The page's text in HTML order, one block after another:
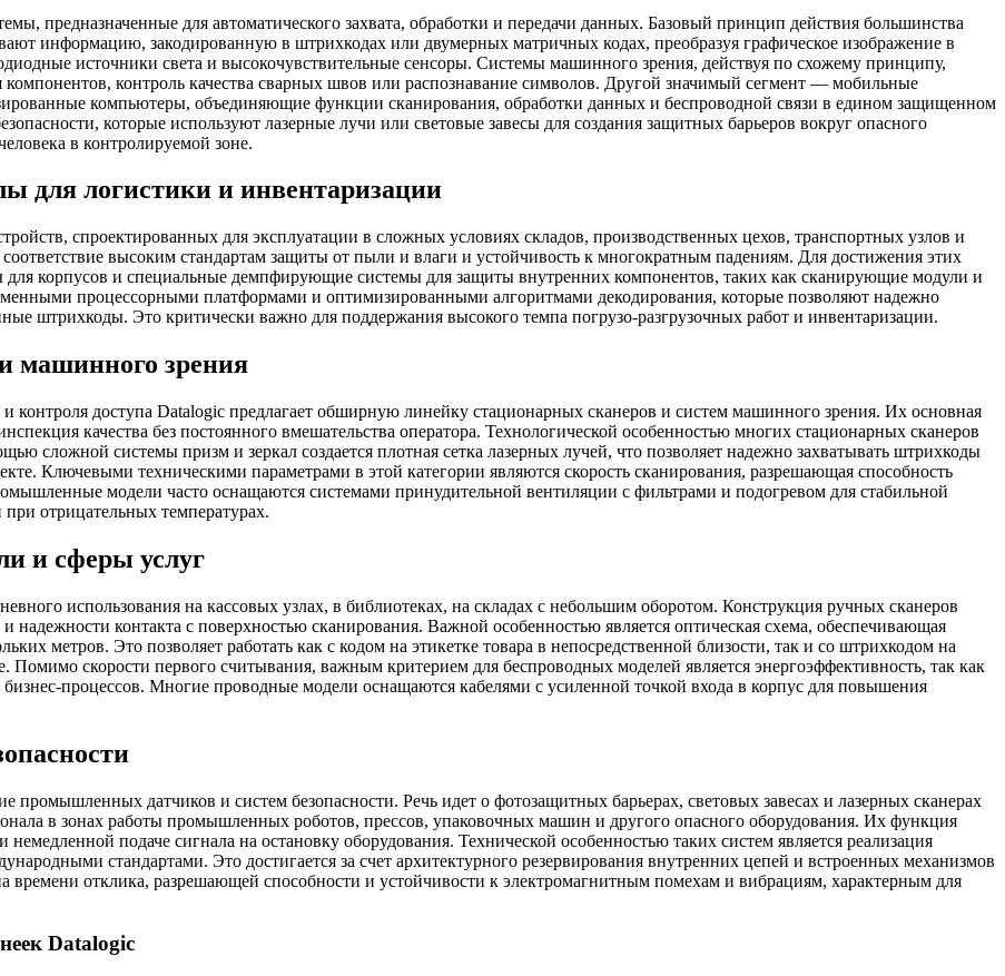
предназначенные для автоматического захвата, обработки и передачи данных. Базовый принцип действия большинства
информацию, закодированную в штрихкодах или двумерных матричных кодах, преобразуя графическое изображение в
источники света и высокочувствительные сенсоры. Системы машинного зрения, действуя по схожему принципу,
контроль качества сварных швов или распознавание символов. Другой значимый сегмент — мобильные
компьютеры, объединяющие функции сканирования, обработки данных и беспроводной связи в едином защищенном
которые используют лазерные лучи или световые завесы для создания защитных барьеров вокруг опасного
в контролируемой зоне.
для логистики и инвентаризации
спроектированных для эксплуатации в сложных условиях складов, производственных цехов, транспортных узлов и
высоким стандартам защиты от пыли и влаги и устойчивость к многократным падениям. Для достижения этих
корпусов и специальные демпфирующие системы для защиты внутренних компонентов, таких как сканирующие модули и
процессорными платформами и оптимизированными алгоритмами декодирования, которые позволяют надежно
штрихкоды. Это критически важно для поддержания высокого темпа погрузо-разгрузочных работ и инвентаризации.
машинного зрения
контроля доступа Datalogic предлагает обширную линейку стационарных сканеров и систем машинного зрения. Их основная
качества без постоянного вмешательства оператора. Технологической особенностью многих стационарных сканеров
сложной системы призм и зеркал создается плотная сетка лазерных лучей, что позволяет надежно захватывать штрихкоды
Ключевыми техническими параметрами в этой категории являются скорость сканирования, разрешающая способность
модели часто оснащаются системами принудительной вентиляции с фильтрами и подогревом для стабильной
отрицательных температурах.
и сферы услуг
использования на кассовых узлах, в библиотеках, на складах с небольшим оборотом. Конструкция ручных сканеров
надежности контакта с поверхностью сканирования. Важной особенностью является оптическая схема, обеспечивающая
метров. Это позволяет работать как с кодом на этикетке товара в непосредственной близости, так и со штрихкодом на
Помимо скорости первого считывания, важным критерием для беспроводных моделей является энергоэффективность, так как
процессов. Многие проводные модели оснащаются кабелями с усиленной точкой входа в корпус для повышения
датчиков и систем безопасности. Речь идет о фотозащитных барьерах, световых завесах и лазерных сканерах
в зонах работы промышленных роботов, прессов, упаковочных машин и другого опасного оборудования. Их функция
подаче сигнала на остановку оборудования. Технической особенностью таких систем является реализация
стандартами. Это достигается за счет архитектурного резервирования внутренних цепей и встроенных механизмов
времени отклика, разрешающей способности и устойчивости к электромагнитным помехам и вибрациям, характерным для
Datalogic